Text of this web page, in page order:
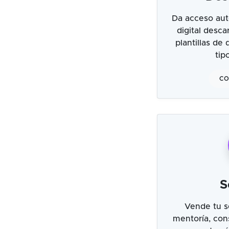
Da acceso
digital
plantillas de
Vende tu
mentoría,